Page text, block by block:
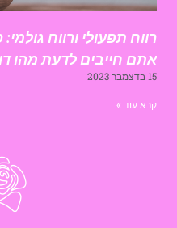
תפעולי ורווח גולמי:
חייבים לדעת מהו דו"ח
עוד »